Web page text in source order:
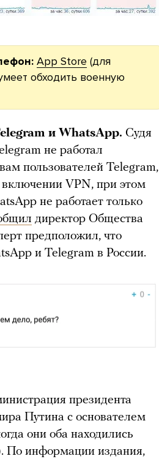
App Store (для
обходить военную
и WhatsApp. Судя
не работал
пользователей Telegram,
VPN, при этом
не работает только
директор Общества
предположил, что
и Telegram в России.
президента
Путина с основателем
они оба находились
По информации издания,